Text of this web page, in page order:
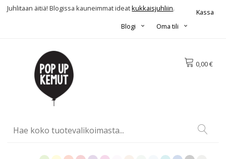
Juhlitaan äitiä! Blogissa kauneimmat ideatkukkaisjuhliin.
Kassa
Oma tili
Blogi
0,00 €